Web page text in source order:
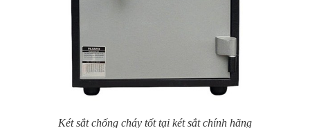
Két sắt chống cháy tốt tại két sắt chính hãng